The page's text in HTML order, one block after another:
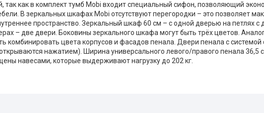
так как в комплект тумб Mobi входит специальный сифон, позволяющий
В зеркальных шкафах Mobi отсутствуют перегородки – это позволяет
пространство. Зеркальный шкаф 60 см – с одной дверью на петлях с
– две двери. Боковины зеркального шкафа могут быть трёх цветов.
комбинировать цвета корпусов и фасадов пенала. Двери пенала с системой
нажатием). Ширина универсального левого/правого пенала 36,5
навесами, которые выдерживают нагрузку до 202 кг.